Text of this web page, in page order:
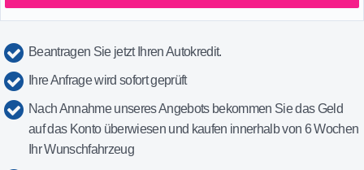
Beantragen Sie jetzt Ihren Autokredit.
Ihre Anfrage wird sofort geprüft
Nach Annahme unseres Angebots bekommen Sie das Geld
auf das Konto überwiesen und kaufen innerhalb von 6 Wochen
Ihr Wunschfahrzeug